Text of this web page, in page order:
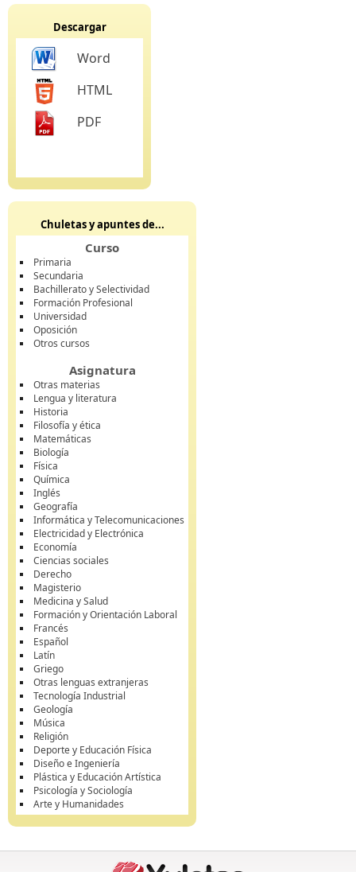
Descargar
Word
HTML
PDF
Chuletas y apuntes de...
Curso
Primaria
Secundaria
Bachillerato y Selectividad
Formación Profesional
Universidad
Oposición
Otros cursos
Asignatura
Otras materias
Lengua y literatura
Historia
Filosofía y ética
Matemáticas
Biología
Física
Química
Inglés
Geografía
Informática y Telecomunicaciones
Electricidad y Electrónica
Economía
Ciencias sociales
Derecho
Magisterio
Medicina y Salud
Formación y Orientación Laboral
Francés
Español
Latín
Griego
Otras lenguas extranjeras
Tecnología Industrial
Geología
Música
Religión
Deporte y Educación Física
Diseño e Ingeniería
Plástica y Educación Artística
Psicología y Sociología
Arte y Humanidades